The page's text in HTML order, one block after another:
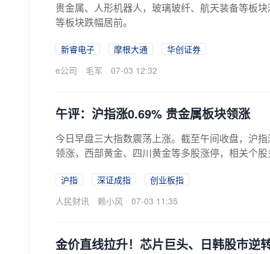
贵金属、人形机器人，玻璃玻纤、航天装备等板
等板块跌幅居前。
新睿电子 摩根大通
华创证券
e公司
毛军 07-03 12:32
午评：沪指涨0.69% 贵金属板块领涨
今日早盘三大指数震荡上涨。截至午间收盘，沪
领涨，西部黄金、四川黄金等多股涨停，相关个
沪指 深证成指
创业板指
人民财讯
赖小风 07-03 11:35
金价直线拉升！芯片巨头、日韩股市逆